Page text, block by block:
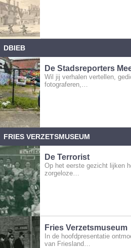
DBIEB
De Stadsreporters
Wil jij verhalen vertellen,
fotograferen,…
FRIES VERZETSMUSEUM
De Terrorist
Op het eerste gezicht lijken
zorgeloze…
Fries Verzetsmuseum
In de hoofdpresentatie
van Friesland…